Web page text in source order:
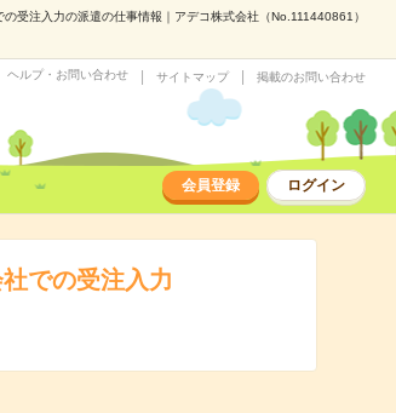
受注入力の派遣の仕事情報｜アデコ株式会社（No.111440861）
ヘルプ・お問い合わせ サイトマップ 掲載のお問い合わせ
会員登録 ログイン
での受注入力